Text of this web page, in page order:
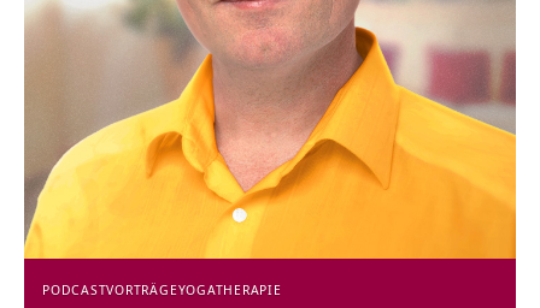
PODCASTVORTRÄGEYOGATHERAPIE